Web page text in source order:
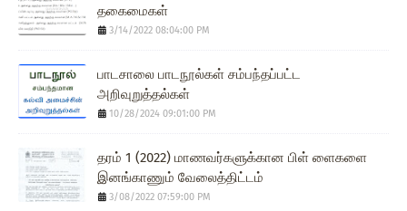
தகைமைகள்
3/14/2022 08:04:00 PM
பாடசாலை பாடநூல்கள் சம்பந்தப்பட்ட
அறிவுறுத்தல்கள்
10/28/2024 09:01:00 PM
தரம் 1 (2022) மாணவர்களுக்கான பிள் ளைகளை
இனங்காணும் வேலைத்திட்டம்
3/08/2022 07:59:00 PM